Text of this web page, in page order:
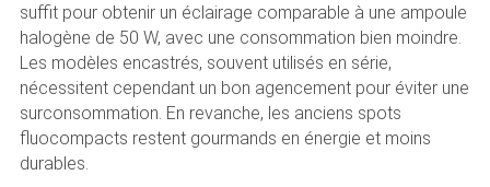
suffit pour obtenir un éclairage comparable à une ampoule
halogène de 50 W, avec une consommation bien moindre.
Les modèles encastrés, souvent utilisés en série,
nécessitent cependant un bon agencement pour éviter une
surconsommation. En revanche, les anciens spots
fluocompacts restent gourmands en énergie et moins
durables.